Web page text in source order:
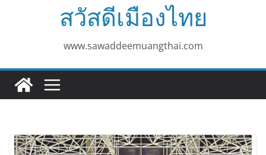
สวัสดีเมืองไทย
www.sawaddeemuangthai.com